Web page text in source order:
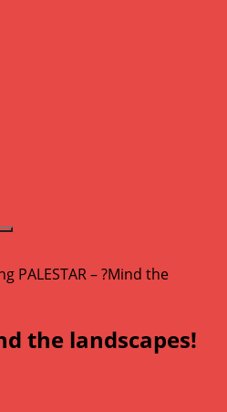
the landscapes!